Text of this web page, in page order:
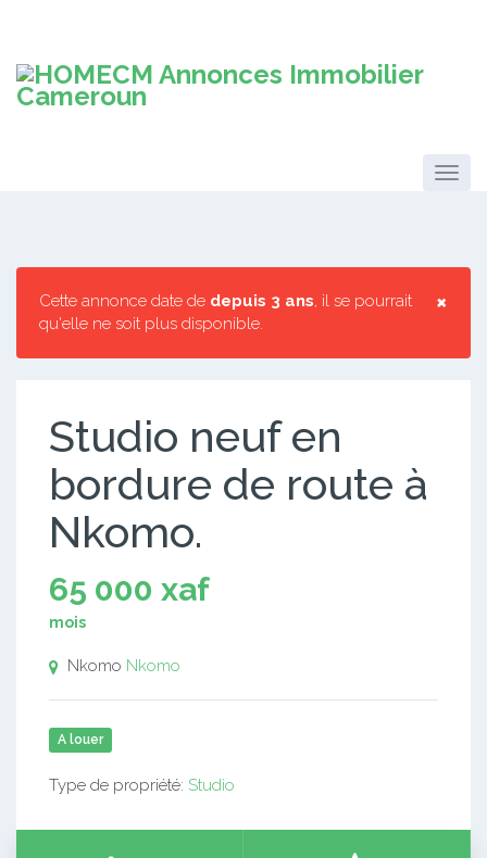
×
Cette annonce date de depuis 3 ans, il se pourrait
qu'elle ne soit plus disponible.
Studio neuf en
bordure de route à
Nkomo.
65 000 xaf
mois
Nkomo Nkomo
A louer
Type de propriété: Studio